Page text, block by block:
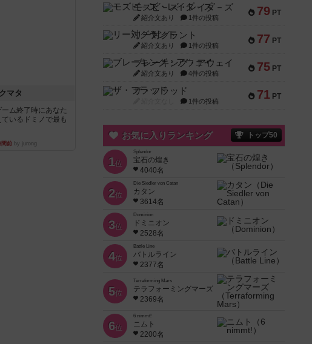
クマタ
ム終了時にあなた
いるドミノで最も
間前by jurong
79 PT
モズビ－ズ・レイダ－ズ
紹介文あり 1件の投稿
77 PT
リー対グラント
紹介文あり 1件の投稿
75 PT
ブレーキング・アウェイ
紹介文あり 4件の投稿
71 PT
ザ・フラッド
1件の投稿
お気に入りランキング トップ50
1位
Splendor
宝石の煌き
4040名
2位
Die Siedler von Catan
カタン
3614名
3位
Dominion
ドミニオン
2528名
4位
Battle Line
バトルライン
2377名
5位
Terraforming Mars
テラフォーミングマーズ
2369名
6位
6 nimmt!
ニムト
2200名